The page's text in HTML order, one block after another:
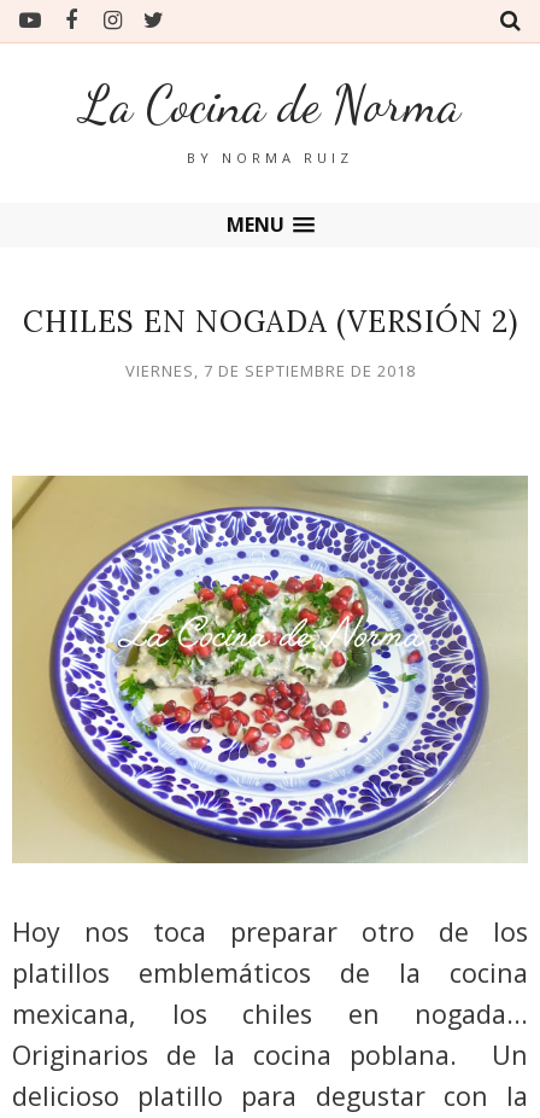
La Cocina de Norma
BY NORMA RUIZ
MENU
CHILES EN NOGADA (VERSIÓN 2)
VIERNES, 7 DE SEPTIEMBRE DE 2018
Hoy nos toca preparar otro de los
platillos emblemáticos de la cocina
mexicana, los chiles en nogada...
Originarios de la cocina poblana.
Un
delicioso platillo para degustar con la